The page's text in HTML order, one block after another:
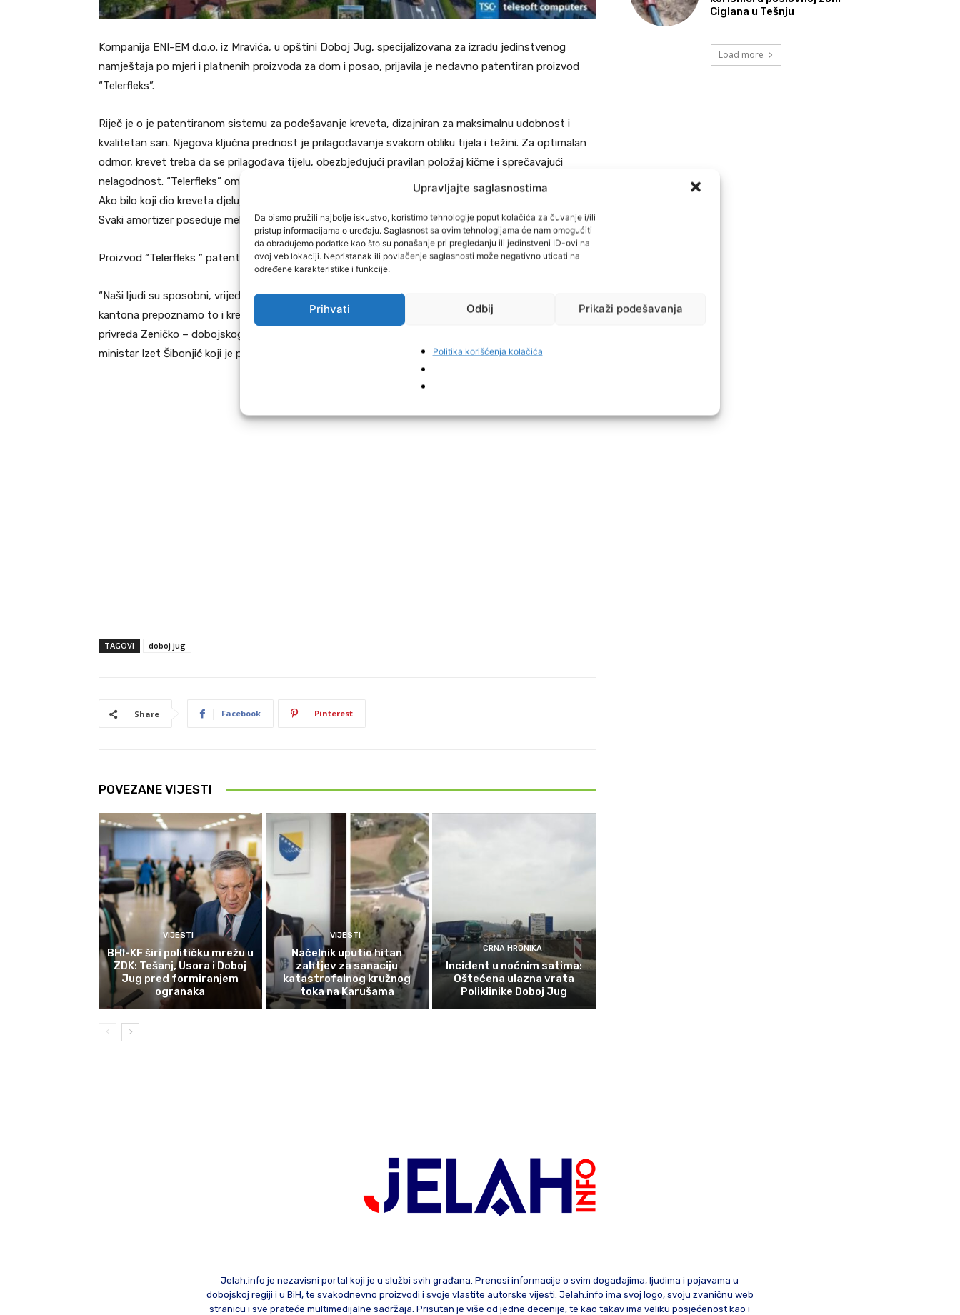
Upravljajte saglasnostima
Da bismo pružili najbolje iskustvo, koristimo tehnologije poput kolačića za čuvanje i/ili
pristup informacijama o uređaju. Saglasnost sa ovim tehnologijama će nam omogućiti
da obrađujemo podatke kao što su ponašanje pri pregledanju ili jedinstveni ID-ovi na
ovoj veb lokaciji. Nepristanak ili povlačenje saglasnosti može negativno uticati na
određene karakteristike i funkcije.
Prihvati Odbij Prikaži podešavanja
Politika korišćenja kolačića
Kompanija ENI-EM d.o.o. iz Mravića, u opštini Doboj Jug, specijalizovana za izradu jedinstvenog
namještaja po mjeri i platnenih proizvoda za dom i posao, prijavila je nedavno patentiran proizvod
“Telerfleks”.
Riječ je o je patentiranom sistemu za podešavanje kreveta, dizajniran za maksimalnu udobnost i
kvalitetan san. Njegova ključna prednost je prilagođavanje svakom obliku tijela i težini. Za optimalan
odmor, krevet treba da se prilagođava tijelu, obezbjeđujući pravilan položaj kičme i sprečavajući
nelagodnost. “Telerfleks” omogućava potpunu personalizaciju kako bi zadovoljio individualne potrebe.
Ako bilo koji dio kreveta djeluje previše tvrd ili mekan, korisnici ga mogu lako podesiti na licu mjesta.
Svaki amortizer poseduje mehanizam za fino podešavanje radi personalizovane udobnosti.
Proizvod “Telerfleks ” patentiran je pod brojem BAP223497A 1. 2. 3. 4. 5.
“Naši ljudi su sposobni, vrijedni, poduzetni i inovativni. Naše je da kao Vlada Zeničko – dobojskog
kantona prepoznamo to i kreiramo uvjete za njihov rast i razvoj. Jer, privreda je pokretač razvoja a
privreda Zeničko – dobojskog kantona je stub i kičma privrede Bosne i Hercegovine”, istakao je
ministar Izet Šibonjić koji je psojetio ovo preduzeće, prenosi
Indikator.
TAGOVI doboj jug
Share Facebook Pinterest
POVEZANE VIJESTI
VIJESTI
BHI-KF širi političku mrežu u
ZDK: Tešanj, Usora i Doboj
Jug pred formiranjem
ogranaka
VIJESTI
Načelnik uputio hitan
zahtjev za sanaciju
katastrofalnog kružnog
toka na Karušama
CRNA HRONIKA
Incident u noćnim satima:
Oštećena ulazna vrata
Poliklinike Doboj Jug
Ciglana u Tešnju
Load more
Jelah.info je nezavisni portal koji je u službi svih građana. Prenosi informacije o svim događajima, ljudima i pojavama u
dobojskoj regiji i u BiH, te svakodnevno proizvodi i svoje vlastite autorske vijesti. Jelah.info ima svoj logo, svoju zvaničnu web
stranicu i sve prateće multimedijalne sadržaja. Prisutan je više od jedne decenije, te kao takav ima veliku posjećenost kao i